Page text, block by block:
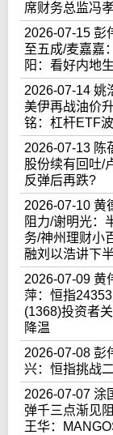
席财务总监冯
2026-07-15 彭
至五成/麦嘉嘉
阳：看好内地
2026-07-14 姚
美伊再战油价
铭：杠杆ETF
2026-07-13 陈
股份续有回吐/
反弹后再跌?
2026-07-10 黄
阻力/谢明光：
务/神州理财小
融刘以浩讲下
2026-07-09 黄
萍：恒指
(1368)投资者
降温
2026-07-08 彭
兴：恒指挑战
2026-07-07 涂
弹千三点渐见
王华：